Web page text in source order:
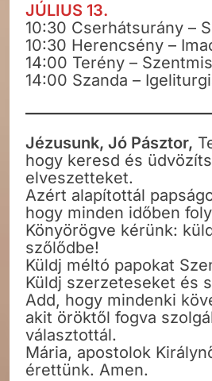
JÚLIUS 13.
10:30 Cserhátsurány –
10:30 Herencsény –
14:00 Terény –
14:00 Szanda –
Jézusunk, Jó Pásztor,
hogy keresd és
elveszetteket.
Azért alapítottál
hogy minden időben
Könyörögve kérünk:
szőlődbe!
Küldj méltó papokat
Küldj szerzeteseket és
Add, hogy mindenki
akit öröktől fogva
választottál.
Mária, apostolok
érettünk. Amen.